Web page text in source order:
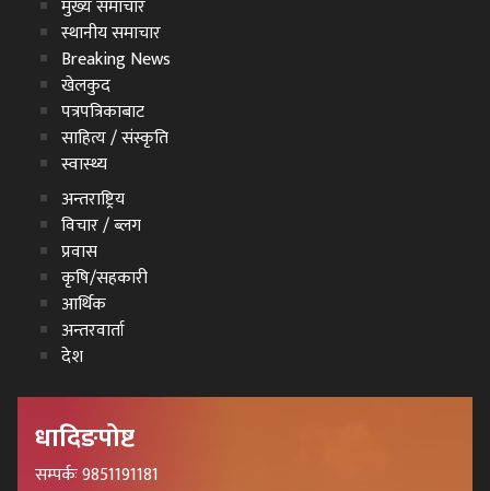
मुख्य समाचार
स्थानीय समाचार
Breaking News
खेलकुद
पत्रपत्रिकाबाट
साहित्य / संस्कृति
स्वास्थ्य
अन्तराष्ट्रिय
विचार / ब्लग
प्रवास
कृषि/सहकारी
आर्थिक
अन्तरवार्ता
देश
धादिङपोष्ट
सम्पर्कः 9851191181